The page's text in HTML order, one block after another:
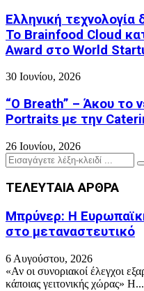
Ελληνική τεχνολογία
Το Brainfood Cloud
Award στο World
30 Ιουνίου, 2026
“O Breath” – Άκου το
Portraits με την
26 Ιουνίου, 2026
Search
for:
ΤΕΛΕΥΤΑΙΑ ΑΡΘΡΑ
Μπρύνερ: Η
στο μεταναστευτικό
6 Αυγούστου, 2026
«Αν οι συνοριακοί έλεγχοι
κάποιας γειτονικής χώρας» Η...